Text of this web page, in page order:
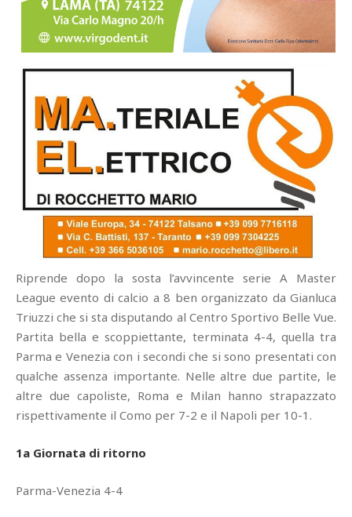
Riprende dopo la sosta l’avvincente serie A Master
League evento di calcio a 8 ben organizzato da Gianluca
Triuzzi che si sta disputando al Centro Sportivo Belle Vue.
Partita bella e scoppiettante, terminata 4-4, quella tra
Parma e Venezia con i secondi che si sono presentati con
qualche assenza importante. Nelle altre due partite, le
altre due capoliste, Roma e Milan hanno strapazzato
rispettivamente il Como per 7-2 e il Napoli per 10-1.
1a Giornata di ritorno
Parma-Venezia 4-4